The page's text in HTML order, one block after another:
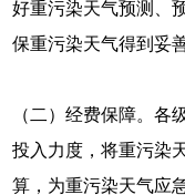
好重污染天气预测、
保重污染天气得到妥
（二）经费保障。各
投入力度，将重污染
算，为重污染天气应